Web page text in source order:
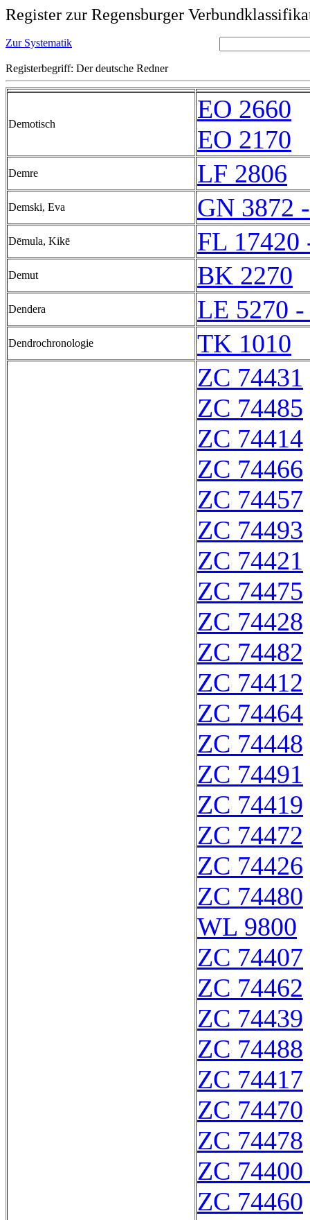
Register zur Regensburger
Zur Systematik
Registerbegriff: Der deutsche Redner
Demotisch
EO 2660
EO 2170
Demre LF 2806
Demski, Eva GN 3872
Dēmula, Kikē FL 17420
Demut BK 2270
Dendera LE 5270
Dendrochronologie TK 1010
ZC 74431
ZC 74485
ZC 74414
ZC 74466
ZC 74457
ZC 74493
ZC 74421
ZC 74475
ZC 74428
ZC 74482
ZC 74412
ZC 74464
ZC 74448
ZC 74491
ZC 74419
ZC 74472
ZC 74426
ZC 74480
WL 9800
ZC 74407
ZC 74462
ZC 74439
ZC 74488
ZC 74417
ZC 74470
ZC 74478
ZC
ZC 74460